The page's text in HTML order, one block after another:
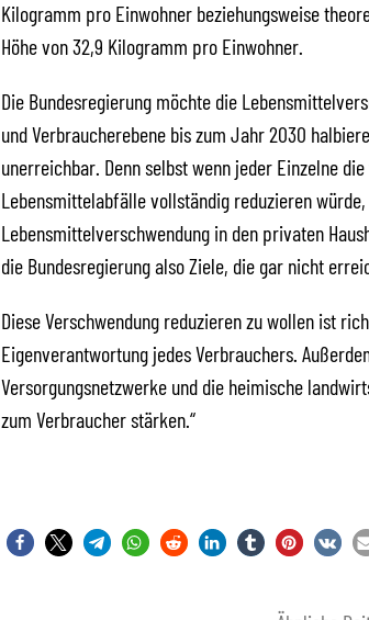
Kilogramm pro Einwohner beziehungsweise
Höhe von 32,9 Kilogramm pro Einwohner.
Die Bundesregierung möchte die
und Verbraucherebene bis zum Jahr 2030
unerreichbar. Denn selbst wenn jeder Einzelne
Lebensmittelabfälle vollständig reduzieren
Lebensmittelverschwendung in den privaten
die Bundesregierung also Ziele, die gar nicht
Diese Verschwendung reduzieren zu wollen ist
Eigenverantwortung jedes Verbrauchers.
Versorgungsnetzwerke und die heimische
zum Verbraucher stärken.“